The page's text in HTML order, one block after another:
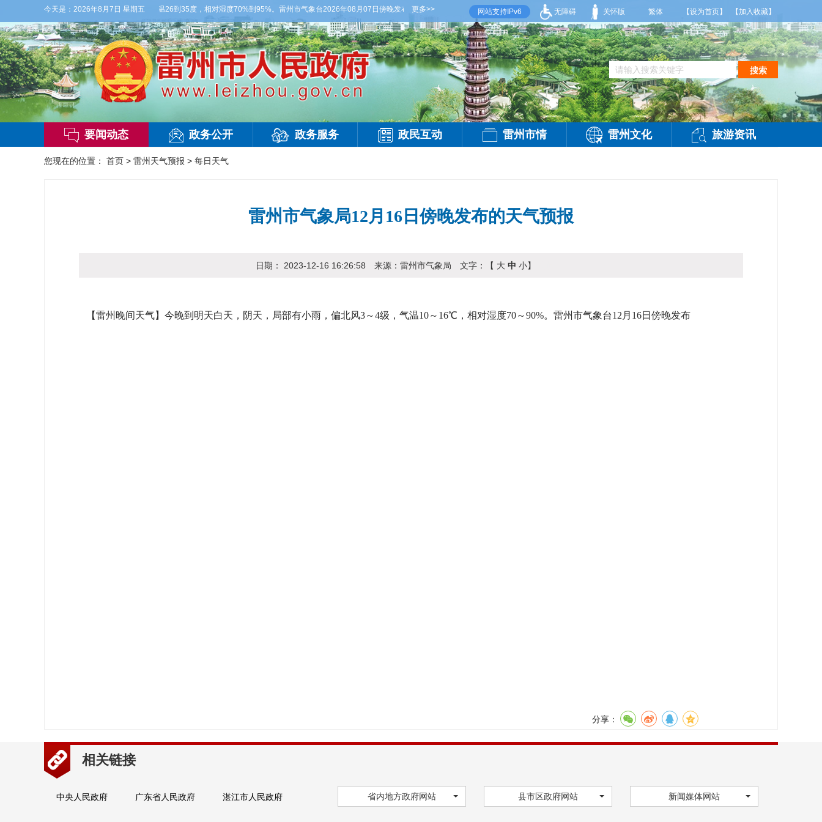
今天是： 2026年8月7日 星期五
白天，多云，局部有雷阵雨，偏西风2-3级，气温26到35度，相对湿度70%到95%。雷州市气象台2026年08月07日傍晚发布 【雷州晚间天气】今晚到明天白天，多云，局部有雷阵雨，偏西风2-3级，气温26到35度，相对湿度70%到95%。雷州市气象台
更多>> 网站支持IPv6 无障碍 关怀版 繁体 【设为首页】 【加入收藏】
搜索
要闻动态 政务公开 政务服务 政民互动 雷州市情 雷州文化 旅游资讯
您现在的位置： 首页 > 雷州天气预报 > 每日天气
雷州市气象局12月16日傍晚发布的天气预报
日期： 2023-12-16 16:26:58 来源： 雷州市气象局 文字：【 大 中 小】
【雷州晚间天气】今晚到明天白天，阴天，局部有小雨，偏北风3～4级，气温10～16℃，相对湿度70～90%。雷州市气象台12月16日傍晚发布
分享：
相关链接
中央人民政府 广东省人民政府 湛江市人民政府 省内地方政府网站 县市区政府网站 新闻媒体网站